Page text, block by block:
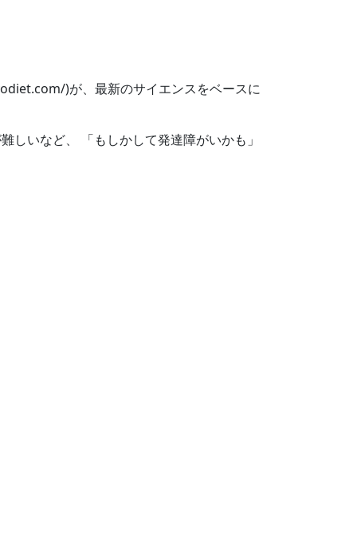
)が、最新のサイエンスをベースに
しいなど、 「もしかして発達障がいかも」